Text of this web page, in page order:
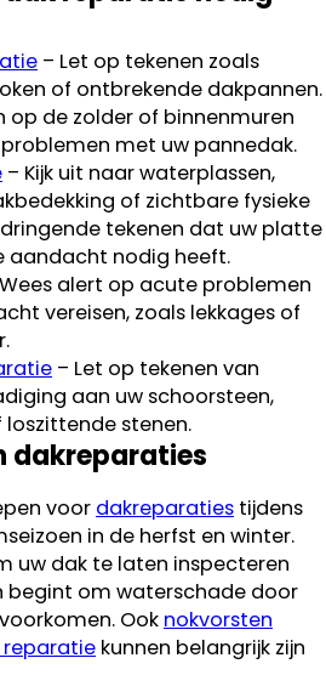
– Let op tekenen zoals
of ontbrekende dakpannen.
op de zolder of binnenmuren
met uw pannedak.
– Kijk uit naar waterplassen,
of zichtbare fysieke
dringende tekenen dat uw platte
aandacht nodig heeft.
alert op acute problemen
vereisen, zoals lekkages of
– Let op tekenen van
aan uw schoorsteen,
loszittende stenen.
dakreparaties
voor dakreparaties tijdens
in de herfst en winter.
uw dak te laten inspecteren
begint om waterschade door
Ook nokvorsten
reparatie kunnen belangrijk zijn